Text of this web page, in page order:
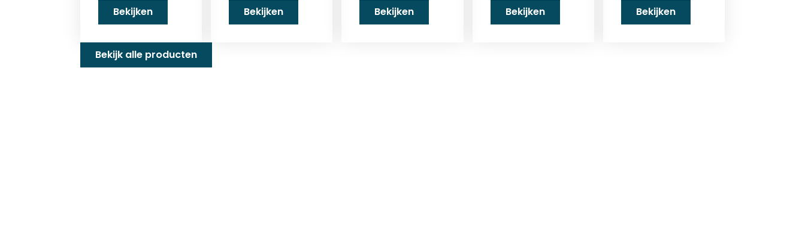
Bekijken
Bekijken
Bekijken Bekijken Bekijken
Bekijk alle producten